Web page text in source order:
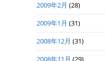
2009年2月 (28)
2009年1月 (31)
2008年12月 (31)
2008年11月 (29)